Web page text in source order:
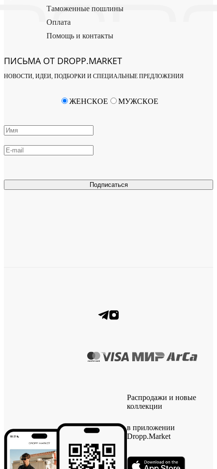
Таможенные пошлины
Оплата
Помощь и контакты
ПИСЬМА ОТ DROPP.MARKET
НОВОСТИ, ИДЕИ, ПОДБОРКИ И СПЕЦИАЛЬНЫЕ ПРЕДЛОЖЕНИЯ
Подписаться
ЖЕНСКОЕ МУЖСКОЕ
Распродажи и новые
коллекции
в приложении
Dropp.Market